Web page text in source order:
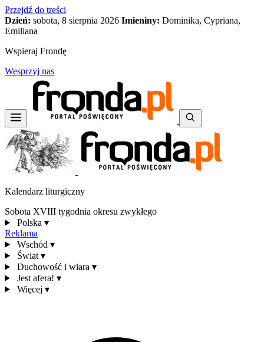
Przejdź do treści
Dzień: sobota, 8 sierpnia 2026 Imieniny: Dominika, Cypriana,
Emiliana
Wspieraj Frondę
Wesprzyj nas
Kalendarz liturgiczny
Sobota XVIII tygodnia okresu zwykłego
Polska ▾
Reklama
Wschód ▾
Świat ▾
Duchowość i wiara ▾
Jest afera! ▾
Więcej ▾